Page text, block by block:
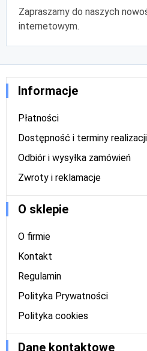
Zapraszamy do naszych
internetowym.
Informacje
Płatności
Dostępność i terminy realizacji
Odbiór i wysyłka zamówień
Zwroty i reklamacje
O sklepie
O firmie
Kontakt
Regulamin
Polityka Prywatności
Polityka cookies
Dane kontaktowe